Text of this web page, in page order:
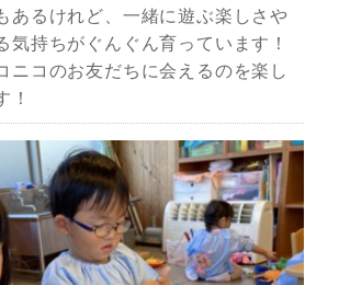
あるけれど、一緒に遊ぶ楽しさや
気持ちがぐんぐん育っています！
ニコのお友だちに会えるのを楽し
！